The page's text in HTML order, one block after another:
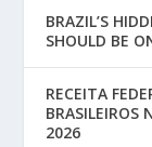
BRAZIL’S
SHOULD BE
RECEITA
BRASILEIROS
2026